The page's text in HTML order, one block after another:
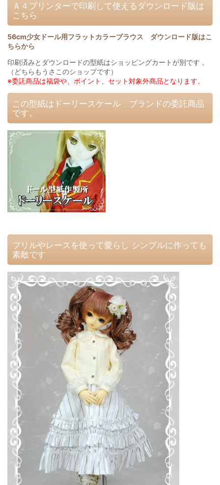
Ａ４プリンターで印刷して使えるダウンロード版は
こちら
56cm少女ドール用フラットカラーブラウス ダウンロード版はこ
ちらから
印刷済みとダウンロードの型紙はショッピングカートが別です 。
（どちらもうさこのショップです）
※委託商品は福袋や、ポイント、セット対象外商品となります。
この型紙はドーリースケール ブランドの委託商品
です。
フリルやレースを使って愛らし シンプルに作っても
素敵です